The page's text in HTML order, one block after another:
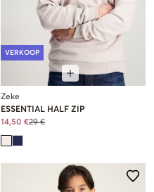
VERKOOP
Zeke
ESSENTIAL HALF ZIP
14,50 €29 €